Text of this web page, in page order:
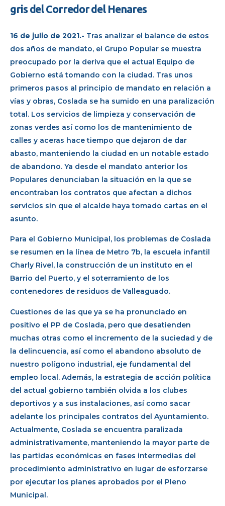
gris del Corredor del Henares
16 de julio de 2021.- Tras analizar el balance de estos
dos años de mandato, el Grupo Popular se muestra
preocupado por la deriva que el actual Equipo de
Gobierno está tomando con la ciudad. Tras unos
primeros pasos al principio de mandato en relación a
vías y obras, Coslada se ha sumido en una paralización
total. Los servicios de limpieza y conservación de
zonas verdes así como los de mantenimiento de
calles y aceras hace tiempo que dejaron de dar
abasto, manteniendo la ciudad en un notable estado
de abandono. Ya desde el mandato anterior los
Populares denunciaban la situación en la que se
encontraban los contratos que afectan a dichos
servicios sin que el alcalde haya tomado cartas en el
asunto.
Para el Gobierno Municipal, los problemas de Coslada
se resumen en la línea de Metro 7b, la escuela infantil
Charly Rivel, la construcción de un instituto en el
Barrio del Puerto, y el soterramiento de los
contenedores de residuos de Valleaguado.
Cuestiones de las que ya se ha pronunciado en
positivo el PP de Coslada, pero que desatienden
muchas otras como el incremento de la suciedad y de
la delincuencia, así como el abandono absoluto de
nuestro polígono industrial, eje fundamental del
empleo local. Además, la estrategia de acción política
del actual gobierno también olvida a los clubes
deportivos y a sus instalaciones, así como sacar
adelante los principales contratos del Ayuntamiento.
Actualmente, Coslada se encuentra paralizada
administrativamente, manteniendo la mayor parte de
las partidas económicas en fases intermedias del
procedimiento administrativo en lugar de esforzarse
por ejecutar los planes aprobados por el Pleno
Municipal.